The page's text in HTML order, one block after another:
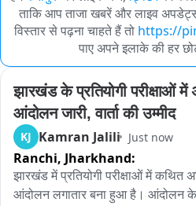
ताकि आप ताजा खबरें और लाइव
विस्तार से पढ़ना चाहते हैं तो https://
पाए अपने इलाके की हर
झारखंड के प्रतियोगी परीक्षाओं
आंदोलन जारी, वार्ता की उम्मीद
KJ Kamran Jalili Just now
Ranchi, Jharkhand:
झारखंड में प्रतियोगी परीक्षाओं में कथित
आंदोलन लगातार बना हुआ है। आंदोलन